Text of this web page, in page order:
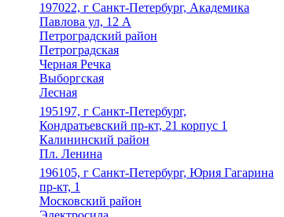
197022, г Санкт-Петербург, Академика
Павлова ул, 12 А
Петроградский район
Петроградская
Черная Речка
Выборгская
Лесная
195197, г Санкт-Петербург,
Кондратьевский пр-кт, 21 корпус 1
Калининский район
Пл. Ленина
196105, г Санкт-Петербург, Юрия Гагарина
пр-кт, 1
Московский район